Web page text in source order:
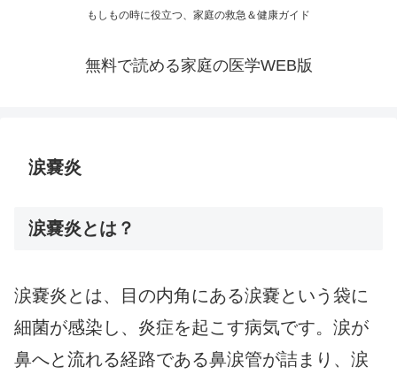
もしもの時に役立つ、家庭の救急＆健康ガイド
無料で読める家庭の医学WEB版
涙嚢炎
涙嚢炎とは？
涙嚢炎とは、目の内角にある涙嚢という袋に
細菌が感染し、炎症を起こす病気です。涙が
鼻へと流れる経路である鼻涙管が詰まり、涙